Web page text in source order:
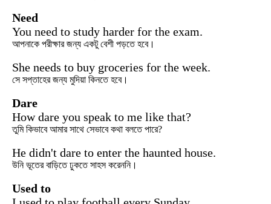
Need
You need to study harder for the exam.
আপনাকে পরীক্ষার জন্য একটু বেশী পড়তে হবে।
She needs to buy groceries for the week.
সে সপ্তাহের জন্য মুদিয়া কিনতে হবে।
Dare
How dare you speak to me like that?
তুমি কিভাবে আমার সাথে সেভাবে কথা বলতে পারে?
He didn't dare to enter the haunted house.
উনি ভূতের বাড়িতে ঢুকতে সাহস করেননি।
Used to